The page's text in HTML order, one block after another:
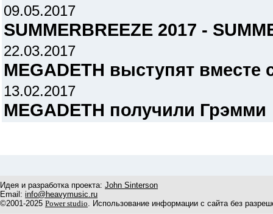
09.05.2017
SUMMERBREEZE 2017 -
22.03.2017
MEGADETH выступят вместе
13.02.2017
MEGADETH получили Грэмми
Идея и разработка проекта: John Sinterson
Email: info@heavymusic.ru
©2001-2025 Power studio. Использование информации с сайта без